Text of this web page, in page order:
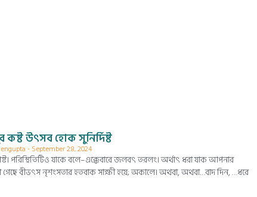
কষ্ট উৎসব হোক সুনির্দিষ্ট
September 28, 2024
পরিস্থিতিটিও যাকে বলে–এক্কেবারে জলবৎ তরলং। অর্থাৎ ধরা যাক আপনার
গেছে বীভৎস নৃশংসতার হতবাক সাক্ষী হয়ে; অকালে। অথবা, অথবা…বাদ দিন, …ধরে